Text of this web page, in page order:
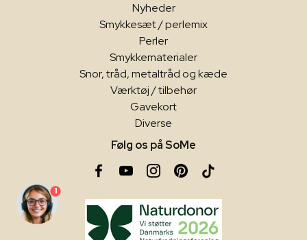
Nyheder
Smykkesæt / perlemix
Perler
Smykkematerialer
Snor, tråd, metaltråd og kæde
Værktøj / tilbehør
Gavekort
Diverse
Følg os på SoMe
1